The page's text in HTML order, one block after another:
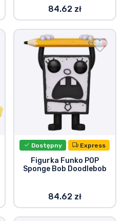
84.62 zł
Dostępny Express
Figurka Funko POP
Sponge Bob Doodlebob
84.62 zł